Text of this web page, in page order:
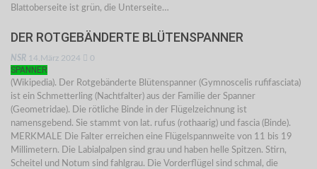
Blattoberseite ist grün, die Unterseite…
DER ROTGEBÄNDERTE BLÜTENSPANNER
NSR 14.März 2024 0
SPANNER
(Wikipedia). Der Rotgebänderte Blütenspanner (Gymnoscelis rufifasciata)
ist ein Schmetterling (Nachtfalter) aus der Familie der Spanner
(Geometridae). Die rötliche Binde in der Flügelzeichnung ist
namensgebend. Sie stammt von lat. rufus (rothaarig) und fascia (Binde).
MERKMALE Die Falter erreichen eine Flügelspannweite von 11 bis 19
Millimetern. Die Labialpalpen sind grau und haben helle Spitzen. Stirn,
Scheitel und Notum sind fahlgrau. Die Vorderflügel sind schmal, die